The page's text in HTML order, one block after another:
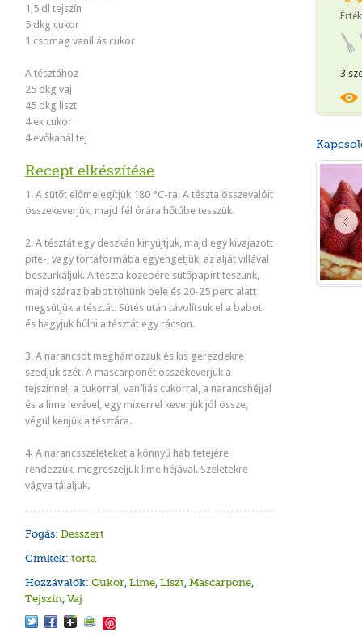
1,5 dl tejszín
5 dkg cukor
1 csomag vaníliás cukor
A tésztához
25 dkg vaj
45 dkg liszt
4 ek cukor
4 evőkanál tej
Recept elkészítése
1. A sütőt előmelegítjük 180 °C-ra. A tészta összevalóit
összekeverjük, majd fél órára hőtűbe tesszük.
2. A tésztát egy deszkán kinyújtjuk, majd egy kivajazott
pite-, vagy tortaformába egyengetjük, az alját villával
beszurkáljuk. A tészta közepére sütőpapírt teszünk,
majd száraz babot töltünk bele és 20-25 perc alatt
megsütjük a tésztát. Sütés után távolítsuk el a babot
és hagyjuk hűlni a tésztát egy rácson.
3. A narancsot meghámozzuk és kis gerezdekre
szedjük szét. A mascarponét összekeverjük a
tejszínnel, a cukorral, vaníliás cukorral, a narancshéjjal
és a lime levével, egy mixerrel keverjük jól össze,
végül kenjük a tésztára.
4. A narancsszeleteket a könnyű hab tetejére
rendezzük, megreszeljük lime héjával. Szeletekre
vágva tálaljuk.
Fogás: Desszert
Cimkék: torta
Hozzávalók: Cukor, Lime, Liszt, Mascarpone,
Tejszín, Vaj
3